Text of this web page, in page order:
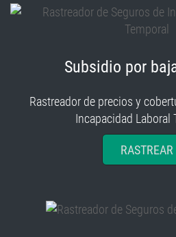
Subsidio por
Rastreador de precios y
Incapacidad Laboral
RASTREAR